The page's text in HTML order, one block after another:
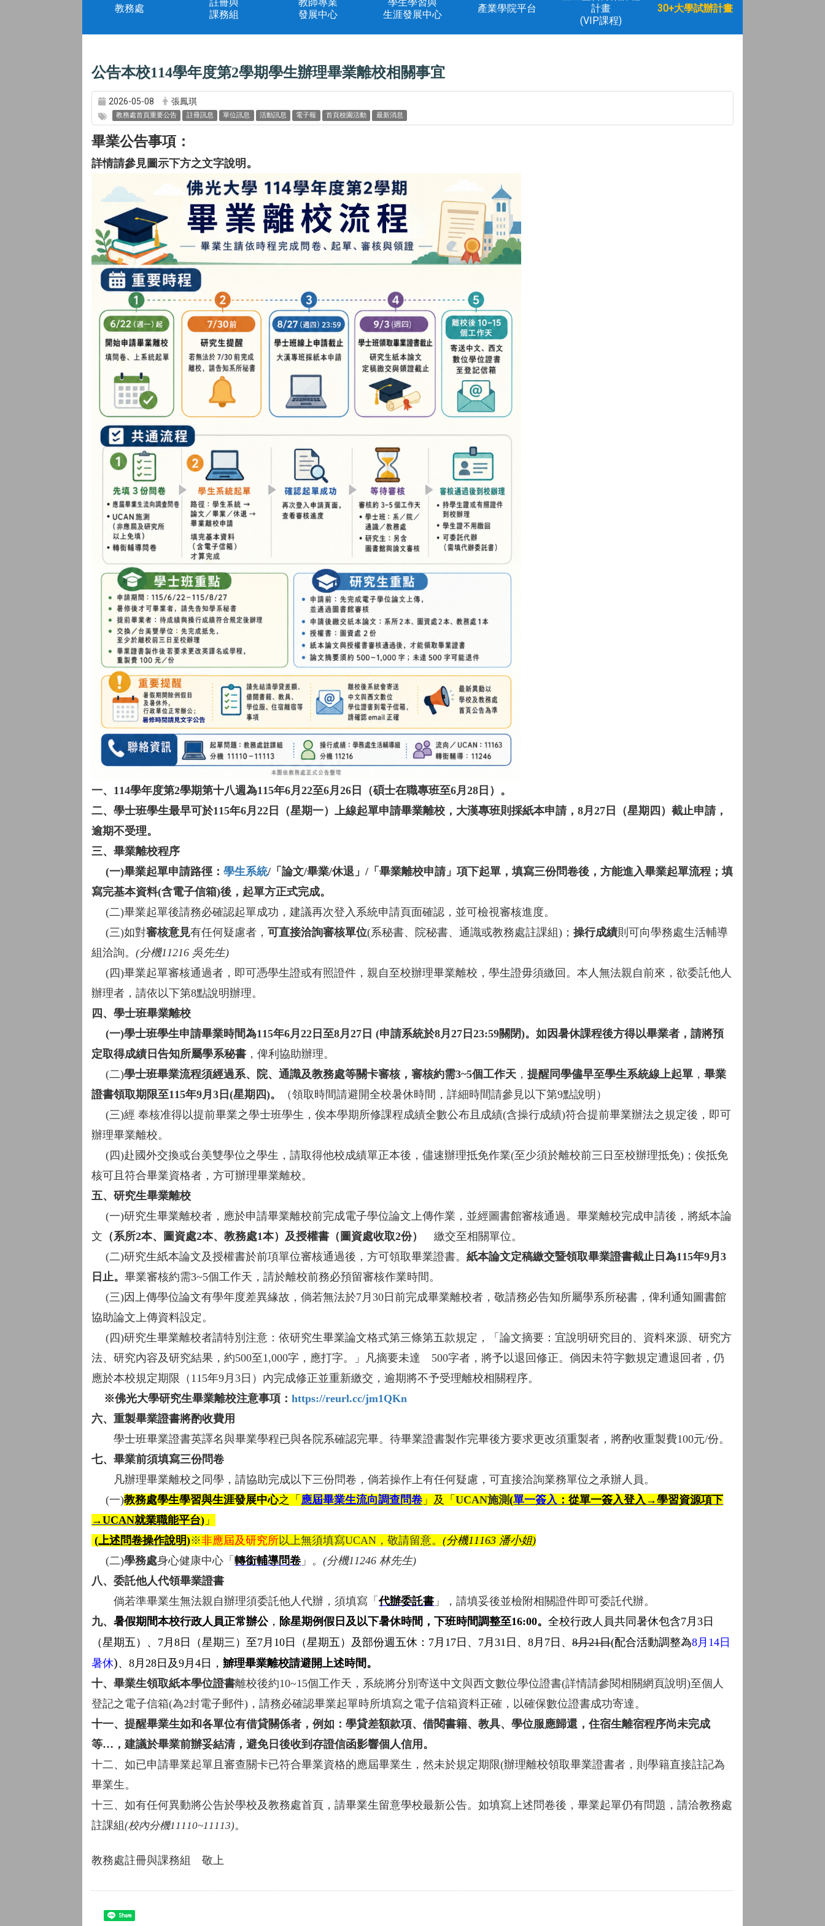
教務處
課務組
發展中心
生涯發展中心
產業學院平台
計畫
(VIP課程)
30+大學試辦計畫
公告本校114學年度第2學期學生辦理畢業離校相關事宜
2026-05-08 張鳳琪
教務處首頁重要公告 註冊訊息 單位訊息 活動訊息 電子報 首頁校園活動 最新消息
畢業公告事項：
詳情請參見圖示下方之文字說明 。
一、114學年度第2學期第十八週為115年6月22至6月26日（碩士在職專班至6月28日）。
二、學士班學生最早可於115年6月22日（星期一）上線起單申請畢業離校，大漢專班則採紙本申請，8月27日（星期四）截止申請，
逾期不受理。
三、畢業離校程序
(一)畢業起單申請路徑：學生系統/「論文/畢業/休退」/「畢業離校申請」項下起單，填寫三份問卷後，方能進入畢業起單流程；填
寫完基本資料(含電子信箱)後，起單方正式完成。
(二)畢業起單後請務必確認起單成功，建議再次登入系統申請頁面確認，並可檢視審核進度。
(三)如對審核意見有任何疑慮者，可直接洽詢審核單位(系秘書、院秘書、通識或教務處註課組)；操行成績則可向學務處生活輔導
組洽詢。(分機11216 吳先生)
(四)畢業起單審核通過者，即可憑學生證或有照證件，親自至校辦理畢業離校，學生證毋須繳回。本人無法親自前來，欲委託他人
辦理者，請依以下第8點說明辦理。
四、學士班畢業離校
(一)學士班學生申請畢業時間為115年6月22日至8月27日 (申請系統於8月27日23:59關閉)。如因暑休課程後方得以畢業者，請將預
定取得成績日告知所屬學系秘書 ，俾利協助辦理。
(二)學士班畢業流程須經過系、院、通識及教務處等關卡審核，審核約需3~5個工作天 ，提醒同學儘早至學生系統線上起單 ，畢業
證書領取期限至115年9月3日(星期四)。
（領取時間請避開全校暑休時間，詳細時間請參見以下第9點說明）
(三)經 奉核准得以提前畢業之學士班學生，俟本學期所修課程成績全數公布且成績(含操行成績)符合提前畢業辦法之規定後，即可
辦理畢業離校。
(四)赴國外交換或台美雙學位之學生，請取得他校成績單正本後，儘速辦理抵免作業(至少須於離校前三日至校辦理抵免)；俟抵免
核可且符合畢業資格者，方可辦理畢業離校。
五、研究生畢業離校
(一)研究生畢業離校者，應於申請畢業離校前完成電子學位論文上傳作業，並經圖書館審核通過。畢業離校完成申請後，將紙本論
文 （系所2本、圖資處2本、教務處1本）及授權書（圖資處收取2份）繳交至相關單位。
(二)研究生紙本論文及授權書於前項單位審核通過後，方可領取畢業證書。紙本論文定稿繳交暨領取畢業證書截止日為115年9月3
日止。畢業審核約需3~5個工作天，請於離校前務必預留審核作業時間。
(三)因上傳學位論文有學年度差異緣故，倘若無法於7月30日前完成畢業離校者，敬請務必告知所屬學系所秘書，俾利通知圖書館
協助論文上傳資料設定。
(四)研究生畢業離校者請特別注意：依研究生畢業論文格式第三條第五款規定，「論文摘要：宜說明研究目的、資料來源、研究方
法、研究內容及研究結果，約500至1,000字，應打字。」凡摘要未達 500字者，將予以退回修正。倘因未符字數規定遭退回者，仍
應於本校規定期限（115年9月3日）內完成修正並重新繳交，逾期將不予受理離校相關程序。
※佛光大學研究生畢業離校注意事項：https://reurl.cc/jm1QKn
六、重製畢業證書將酌收費用
學士班畢業證書英譯名與畢業學程已與各院系確認完畢。待畢業證書製作完畢後方要求更改須重製者，將酌收重製費100元/份。
七、畢業前須填寫三份問卷
凡辦理畢業離校之同學，請協助完成以下三份問卷，倘若操作上有任何疑慮，可直接洽詢業務單位之承辦人員。
(一)教務處學生學習與生涯發展中心之「 應屆畢業生流向調查問卷 」及「UCAN施測(單一簽入 ：從單一簽入登入→學習資源項下
→UCAN就業職能平台) 」
(上述問卷操作說明)※非應屆及研究所以上無須填寫UCAN ，敬請留意。(分機11163 潘小姐)
(二)學務處身心健康中心「轉銜輔導問卷 」。(分機11246 林先生)
八、委託他人代領畢業證書
倘若準畢業生無法親自辦理須委託他人代辦，須填寫「代辦委託書 」
，請填妥後並檢附相關證件即可委託代辦。
九、暑假期間本校行政人員正常辦公 ， 除星期例假日及以下暑休時間，下班時間調整至16:00。全校行政人員共同暑休包含7月3 日
（星期五） 、 7月8 日（星期三）至7月10 日（星期五）及部份週五休：7月17 日、7月31 日、8月7 日、8月21日(配合活動調整為8月14 日
暑休)、8月28 日及9月4 日，辧理畢業離校請避開上述時間。
十、畢業生領取紙本學位證書離校後約10~15個工作天，系統將分別寄送中文與西文數位學位證書(詳情請參閱相關網頁說明)至個人
登記之電子信箱(為2封電子郵件)，請務必確認畢業起單時所填寫之電子信箱資料正確，以確保數位證書成功寄達。
十一、提醒畢業生如和各單位有借貸關係者，例如：學貸差額款項、借閱書籍、教具、學位服應歸還，住宿生離宿程序尚未完成
等…，建議於畢業前辦妥結清，避免日後收到存證信函影響個人信用。
十二、如已申請畢業起單且審查關卡已符合畢業資格的應屆畢業生，然未於規定期限(辦理離校領取畢業證書者，則學籍直接註記為
畢業生。
十三、如有任何異動將公告於學校及教務處首頁，請畢業生留意學校最新公告。如填寫上述問卷後，畢業起單仍有問題，請洽教務處
註課組(校內分機11110~11113)。
教務處註冊與課務組 敬上
Share